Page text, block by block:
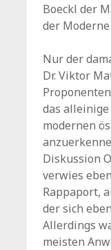
Boeckl der
der Moderne
Nur der
Dr. Viktor
das
modernen
Diskussion
verwies
Rappaport,
der sich
Allerdings
meisten